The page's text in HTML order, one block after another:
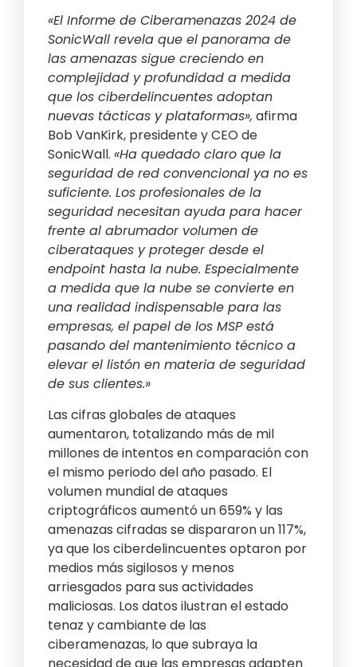
«El Informe de Ciberamenazas 2024 de
SonicWall revela que el panorama de
las amenazas sigue creciendo en
complejidad y profundidad a medida
que los ciberdelincuentes adoptan
nuevas tácticas y plataformas», afirma
Bob VanKirk, presidente y CEO de
SonicWall. «Ha quedado claro que la
seguridad de red convencional ya no es
suficiente. Los profesionales de la
seguridad necesitan ayuda para hacer
frente al abrumador volumen de
ciberataques y proteger desde el
endpoint hasta la nube. Especialmente
a medida que la nube se convierte en
una realidad indispensable para las
empresas, el papel de los MSP está
pasando del mantenimiento técnico a
elevar el listón en materia de seguridad
de sus clientes.»
Las cifras globales de ataques
aumentaron, totalizando más de mil
millones de intentos en comparación con
el mismo periodo del año pasado. El
volumen mundial de ataques
criptográficos aumentó un 659% y las
amenazas cifradas se dispararon un 117%,
ya que los ciberdelincuentes optaron por
medios más sigilosos y menos
arriesgados para sus actividades
maliciosas. Los datos ilustran el estado
tenaz y cambiante de las
ciberamenazas, lo que subraya la
necesidad de que las empresas adapten